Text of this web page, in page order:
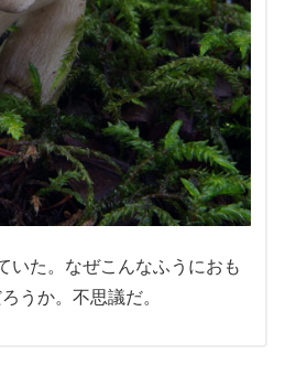
いた。なぜこんなふうにおも
うか。不思議だ。